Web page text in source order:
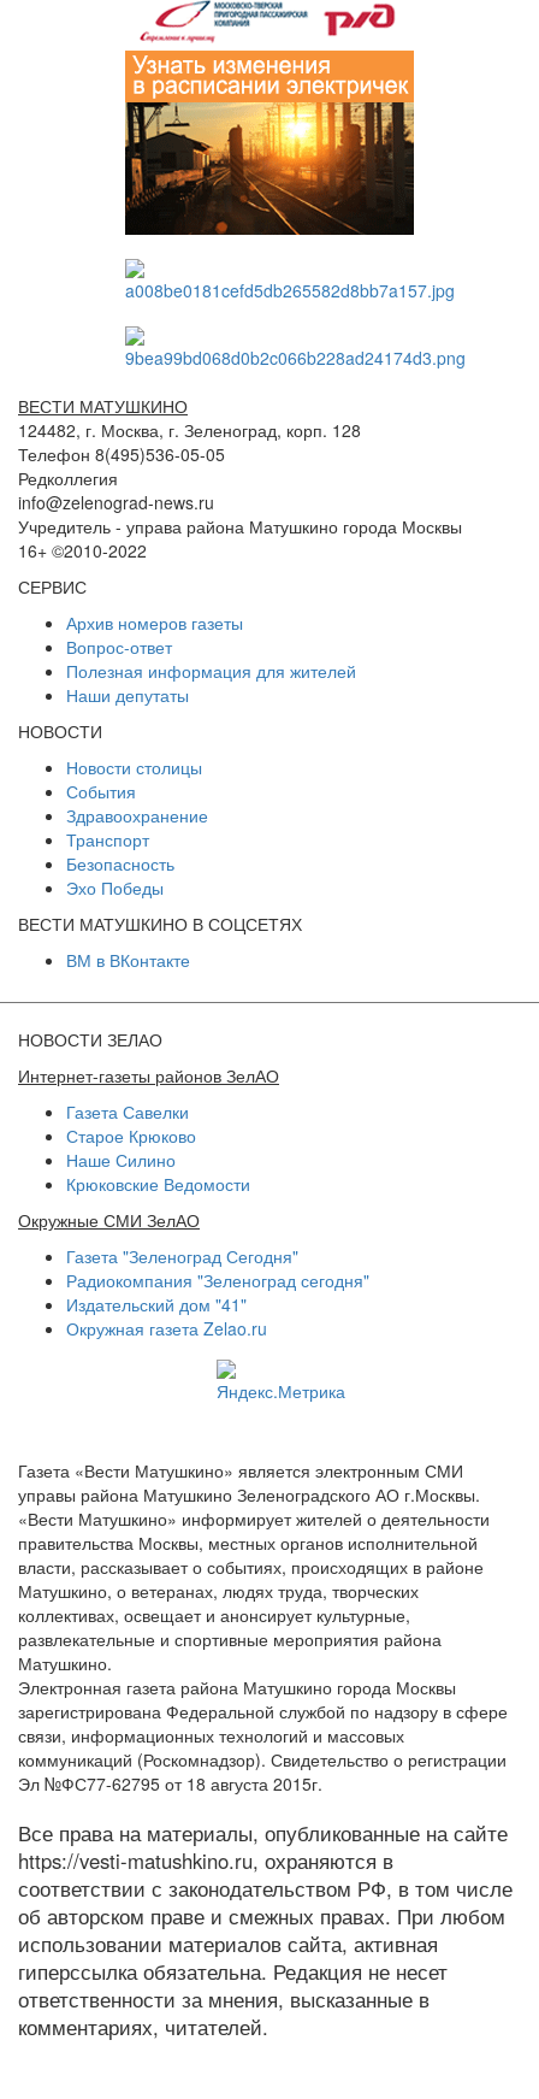
ВЕСТИ МАТУШКИНО
124482, г. Москва, г. Зеленоград, корп. 128
Телефон 8(495)536-05-05
Редколлегия
info@zelenograd-news.ru
Учредитель - управа района Матушкино города Москвы
16+ ©2010-2022
СЕРВИС
Архив номеров газеты
Вопрос-ответ
Полезная информация для жителей
Наши депутаты
НОВОСТИ
Новости столицы
События
Здравоохранение
Транспорт
Безопасность
Эхо Победы
ВЕСТИ МАТУШКИНО В СОЦСЕТЯХ
ВМ в ВКонтакте
НОВОСТИ ЗЕЛАО
Интернет-газеты районов ЗелАО
Газета Савелки
Старое Крюково
Наше Силино
Крюковские Ведомости
Окружные СМИ ЗелАО
Газета "Зеленоград Сегодня"
Радиокомпания "Зеленоград сегодня"
Издательский дом "41"
Окружная газета Zelao.ru
Газета «Вести Матушкино» является электронным СМИ
управы района Матушкино Зеленоградского АО г.Москвы.
«Вести Матушкино» информирует жителей о деятельности
правительства Москвы, местных органов исполнительной
власти, рассказывает о событиях, происходящих в районе
Матушкино, о ветеранах, людях труда, творческих
коллективах, освещает и анонсирует культурные,
развлекательные и спортивные мероприятия района
Матушкино.
Электронная газета района Матушкино города Москвы
зарегистрирована Федеральной службой по надзору в сфере
связи, информационных технологий и массовых
коммуникаций (Роскомнадзор). Свидетельство о регистрации
Эл №ФС77-62795 от 18 августа 2015г.
Все права на материалы, опубликованные на сайте
https://vesti-matushkino.ru, охраняются в
соответствии с законодательством РФ, в том числе
об авторском праве и смежных правах. При любом
использовании материалов сайта, активная
гиперссылка обязательна. Редакция не несет
ответственности за мнения, высказанные в
комментариях, читателей.